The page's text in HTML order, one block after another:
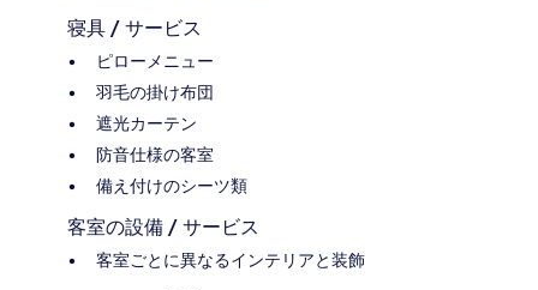
寝具 / サービス
ピローメニュー
羽毛の掛け布団
遮光カーテン
防音仕様の客室
備え付けのシーツ類
客室の設備 / サービス
客室ごとに異なるインテリアと装飾